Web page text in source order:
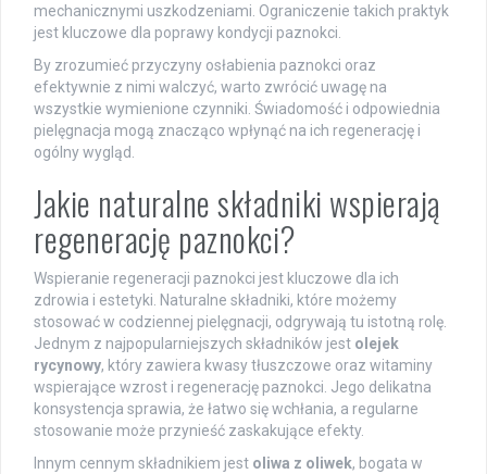
mechanicznymi uszkodzeniami. Ograniczenie takich praktyk
jest kluczowe dla poprawy kondycji paznokci.
By zrozumieć przyczyny osłabienia paznokci oraz
efektywnie z nimi walczyć, warto zwrócić uwagę na
wszystkie wymienione czynniki. Świadomość i odpowiednia
pielęgnacja mogą znacząco wpłynąć na ich regenerację i
ogólny wygląd.
Jakie naturalne składniki wspierają
regenerację paznokci?
Wspieranie regeneracji paznokci jest kluczowe dla ich
zdrowia i estetyki. Naturalne składniki, które możemy
stosować w codziennej pielęgnacji, odgrywają tu istotną rolę.
Jednym z najpopularniejszych składników jest olejek
rycynowy, który zawiera kwasy tłuszczowe oraz witaminy
wspierające wzrost i regenerację paznokci. Jego delikatna
konsystencja sprawia, że łatwo się wchłania, a regularne
stosowanie może przynieść zaskakujące efekty.
Innym cennym składnikiem jest oliwa z oliwek, bogata w